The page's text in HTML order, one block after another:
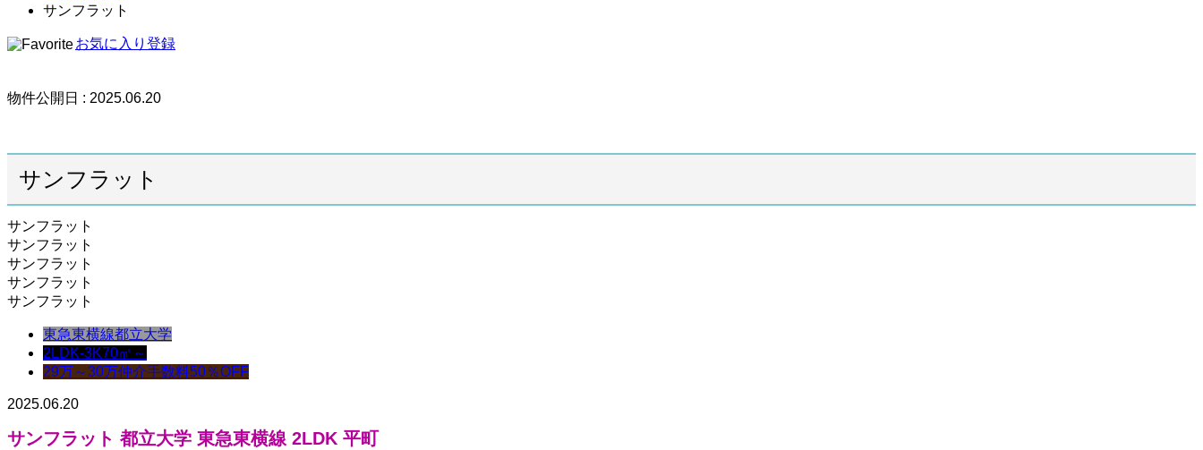
サンフラット
お気に入り登録
物件公開日 : 2025.06.20
サンフラット
サンフラット
サンフラット
サンフラット
サンフラット
サンフラット
東急東横線都立大学
2LDK-3K70㎡～
29万～30万仲介手数料50％OFF
2025.06.20
サンフラット 都立大学 東急東横線 2LDK 平町